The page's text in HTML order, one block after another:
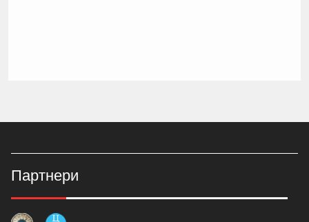
Партнери